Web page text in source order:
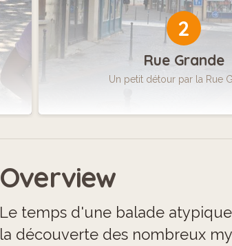
2
Rue Grande
Un petit détour par la Rue
Overview
Le temps d'une balade
la découverte des nombreux